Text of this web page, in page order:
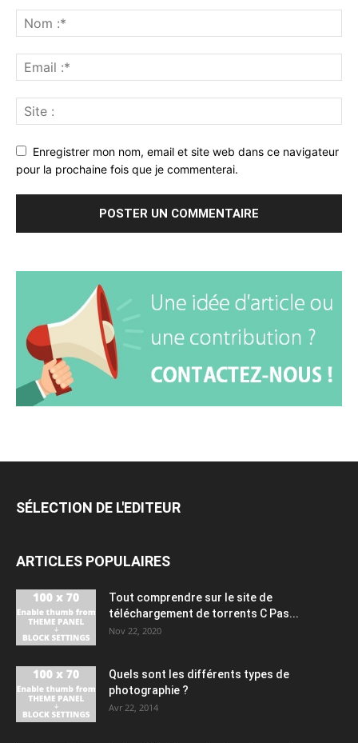
Enregistrer mon nom, email et site web dans ce navigateur
pour la prochaine fois que je commenterai.
SÉLECTION DE L'EDITEUR
ARTICLES POPULAIRES
Tout comprendre sur le site de
téléchargement de torrents C Pas...
Nov 22, 2020
Quels sont les différents types de
photographie ?
Avr 22, 2014